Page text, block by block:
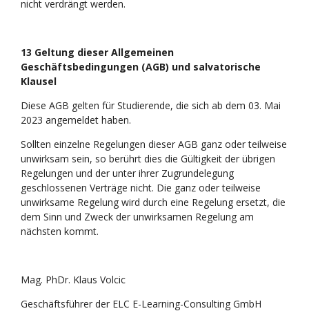
nicht verdrängt werden.
13 Geltung dieser Allgemeinen
Geschäftsbedingungen (AGB) und salvatorische
Klausel
Diese AGB gelten für Studierende, die sich ab dem 03. Mai
2023 angemeldet haben.
Sollten einzelne Regelungen dieser AGB ganz oder teilweise
unwirksam sein, so berührt dies die Gültigkeit der übrigen
Regelungen und der unter ihrer Zugrundelegung
geschlossenen Verträge nicht. Die ganz oder teilweise
unwirksame Regelung wird durch eine Regelung ersetzt, die
dem Sinn und Zweck der unwirksamen Regelung am
nächsten kommt.
Mag. PhDr. Klaus Volcic
Geschäftsführer der ELC E-Learning-Consulting GmbH